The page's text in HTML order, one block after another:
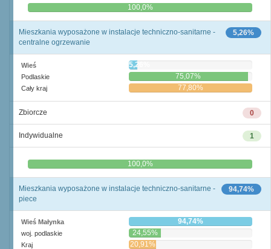
0,0% 100,0%
5,26%
Mieszkania wyposażone w instalacje techniczno-sanitarne -
centralne ogrzewanie
Wieś 5,26%
Podlaskie 75,07%
Cały kraj 77,80%
0
Zbiorcze
1
Indywidualne
0,0% 100,0%
94,74%
Mieszkania wyposażone w instalacje techniczno-sanitarne -
piece
Wieś Małynka 94,74%
woj. podlaskie 24,55%
Kraj 20,91%